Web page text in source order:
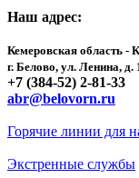
Наш адрес:
Кемеровская область -
г. Белово, ул. Ленина, д.
+7 (384-52) 2-81-33
abr@belovorn.ru
Горячие линии для
Экстренные службы